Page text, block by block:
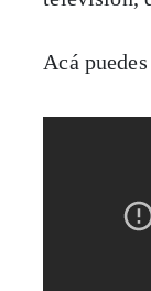
Acá